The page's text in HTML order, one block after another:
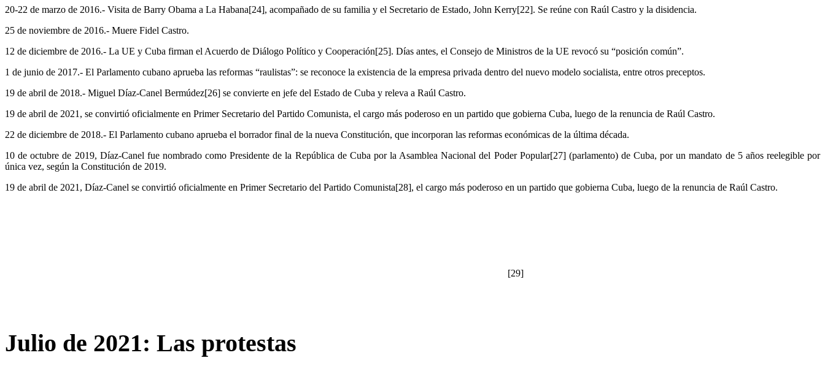
20-22 de marzo de 2016.- Visita de Barry Obama a La Habana[24], acompañado de su familia y el Secretario de Estado, John Kerry[22]. Se reúne con Raúl Castro y la disidencia.
25 de noviembre de 2016.- Muere Fidel Castro.
12 de diciembre de 2016.- La UE y Cuba firman el Acuerdo de Diálogo Político y Cooperación[25]. Días antes, el Consejo de Ministros de la UE revocó su “posición común”.
1 de junio de 2017.- El Parlamento cubano aprueba las reformas “raulistas”: se reconoce la existencia de la empresa privada dentro del nuevo modelo socialista, entre otros preceptos.
19 de abril de 2018.- Miguel Díaz-Canel Bermúdez[26] se convierte en jefe del Estado de Cuba y releva a Raúl Castro.
19 de abril de 2021, se convirtió oficialmente en Primer Secretario del Partido Comunista, el cargo más poderoso en un partido que gobierna Cuba, luego de la renuncia de Raúl Castro.
22 de diciembre de 2018.- El Parlamento cubano aprueba el borrador final de la nueva Constitución, que incorporan las reformas económicas de la última década.
10 de octubre de 2019, Díaz-Canel fue nombrado como Presidente de la República de Cuba por la Asamblea Nacional del Poder Popular[27] (parlamento) de Cuba, por un mandato de 5 años reelegible por
única vez, según la Constitución de 2019.
19 de abril de 2021, Díaz-Canel se convirtió oficialmente en Primer Secretario del Partido Comunista[28], el cargo más poderoso en un partido que gobierna Cuba, luego de la renuncia de Raúl Castro.
[29]
Julio de 2021: Las protestas